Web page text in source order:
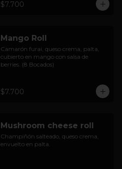
$7.700
Mango Roll
Camarón furai, queso crema, palta,
cubierto en mango con salsa de
berries. (8 Bocados)
$7.700
Mushroom cheese roll
Champiñón salteado, queso crema,
envuelto en palta.